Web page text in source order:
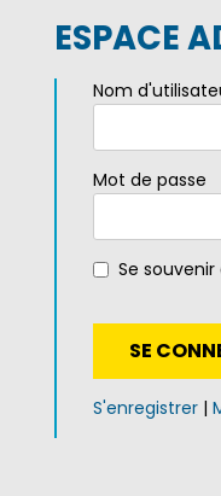
ESPACE
Nom
Mot de passe
Se
S'enregistrer |